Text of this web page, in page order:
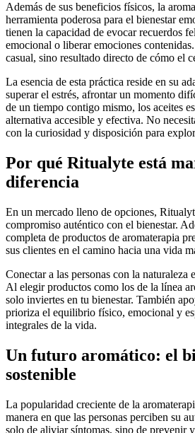
Además de sus beneficios físicos, la
herramienta poderosa para el bienestar
tienen la capacidad de evocar recuerdos
emocional o liberar emociones
casual, sino resultado directo de cómo el
La esencia de esta práctica reside en su
superar el estrés, afrontar un momento
de un tiempo contigo mismo, los aceites
alternativa accesible y efectiva. No
con la curiosidad y disposición para
Por qué Ritualyte está
diferencia
En un mercado lleno de opciones,
compromiso auténtico con el bienestar.
completa de productos de aromaterapia
sus clientes en el camino hacia una vida
Conectar a las personas con la naturaleza
Al elegir productos como los de la línea
solo inviertes en tu bienestar. También
prioriza el equilibrio físico, emocional y
integrales de la vida.
Un futuro aromático: el
sostenible
La popularidad creciente de la
manera en que las personas perciben su
solo de aliviar síntomas, sino de prevenir